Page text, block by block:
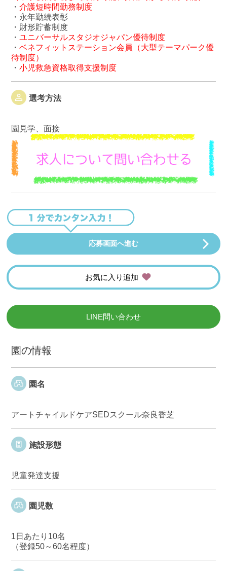
・ 介護短時間勤務制度
・永年勤続表彰
・財形貯蓄制度
・ ユニバーサルスタジオジャパン優待制度
・ ベネフィットステーション会員（大型テーマパーク優
待制度）
・ 小児救急資格取得支援制度
選考方法
園見学、面接
応募画面へ進む
お気に入り追加
LINE問い合わせ
園の情報
園名
アートチャイルドケアSEDスクール奈良香芝
施設形態
児童発達支援
園児数
1日あたり10名
（登録50～60名程度）